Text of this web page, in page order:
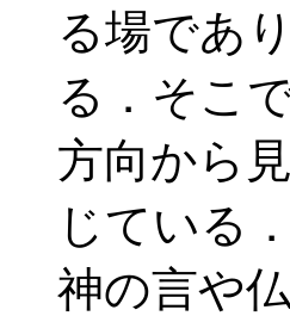
る場であ
る．そこ
方向から
じている
神の言や